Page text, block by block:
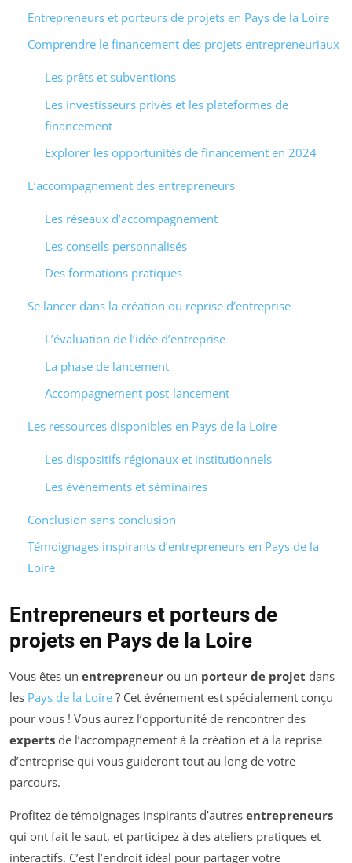
Entrepreneurs et porteurs de projets en Pays de la Loire
Comprendre le financement des projets entrepreneuriaux
Les prêts et subventions
Les investisseurs privés et les plateformes de
financement
Explorer les opportunités de financement en 2024
L’accompagnement des entrepreneurs
Les réseaux d’accompagnement
Les conseils personnalisés
Des formations pratiques
Se lancer dans la création ou reprise d’entreprise
L’évaluation de l’idée d’entreprise
La phase de lancement
Accompagnement post-lancement
Les ressources disponibles en Pays de la Loire
Les dispositifs régionaux et institutionnels
Les événements et séminaires
Conclusion sans conclusion
Témoignages inspirants d’entrepreneurs en Pays de la
Loire
Entrepreneurs et porteurs de
projets en Pays de la Loire
Vous êtes un entrepreneur ou un porteur de projet dans
les Pays de la Loire ? Cet événement est spécialement conçu
pour vous ! Vous aurez l’opportunité de rencontrer des
experts de l’accompagnement à la création et à la reprise
d’entreprise qui vous guideront tout au long de votre
parcours.
Profitez de témoignages inspirants d’autres entrepreneurs
qui ont fait le saut, et participez à des ateliers pratiques et
interactifs. C’est l’endroit idéal pour partager votre